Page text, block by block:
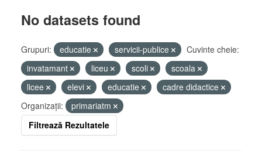
No datasets found
Grupuri: educatie servicii-publice
Cuvinte cheie:
invatamant
liceu scoli
scoala
licee
elevi educatie
cadre didactice
Organizații:
primariatm
Filtrează Rezultatele